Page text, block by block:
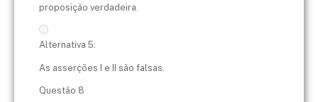
proposição verdadeira.
Alternativa 5:
As asserções I e II são falsas.
Questão 8